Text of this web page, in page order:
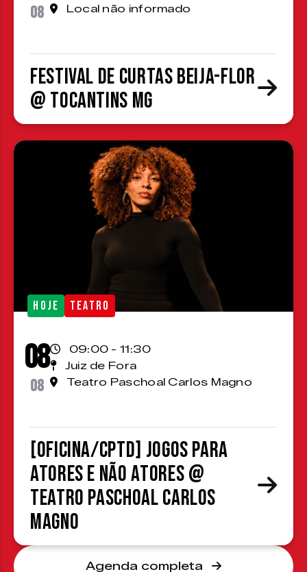
08 Local não informado
Festival de Curtas Beija-Flor
@ Tocantins MG
HOJE TEATRO
08
08
09:00 - 11:30
Juiz de Fora
Teatro Paschoal Carlos Magno
[OFICINA/CPTD] Jogos para
atores e não atores @
Teatro Paschoal Carlos
Magno
Agenda completa